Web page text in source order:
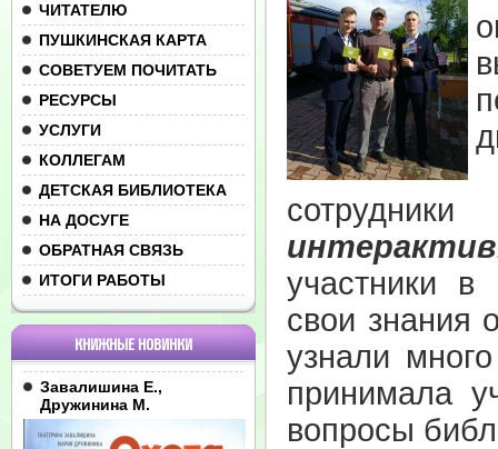
ЧИТАТЕЛЮ
ПУШКИНСКАЯ КАРТА
СОВЕТУЕМ ПОЧИТАТЬ
РЕСУРСЫ
УСЛУГИ
КОЛЛЕГАМ
ДЕТСКАЯ БИБЛИОТЕКА
НА ДОСУГЕ
ОБРАТНАЯ СВЯЗЬ
ИТОГИ РАБОТЫ
КНИЖНЫЕ НОВИНКИ
Завалишина Е.,
Дружинина М.
участники в
свои знания
узнали
принимала
вопросы